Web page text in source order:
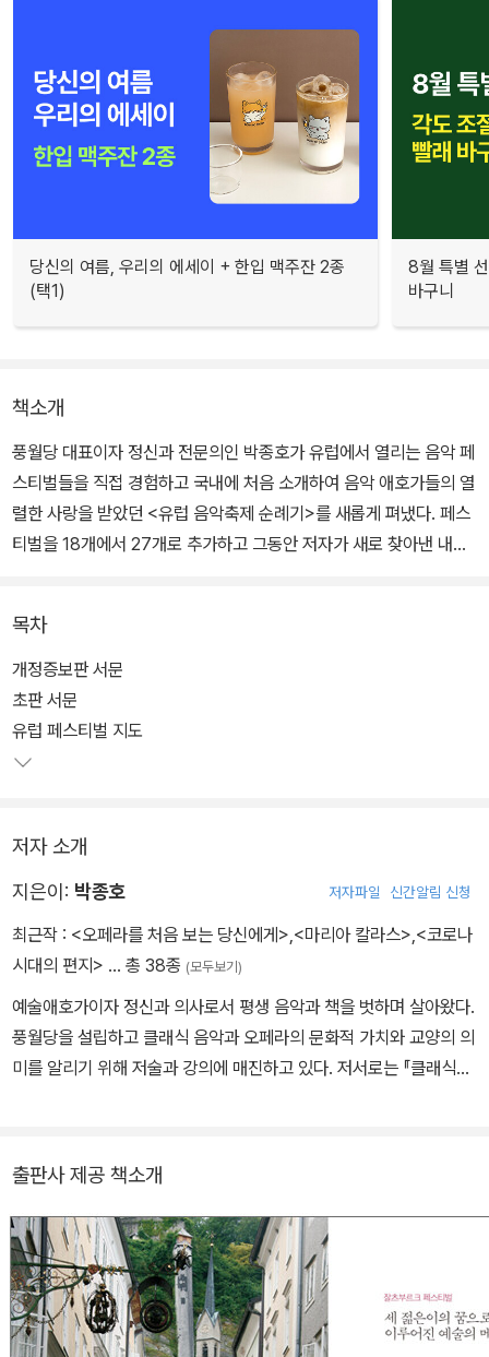
당신의 여름, 우리의 에세이 + 한입 맥주잔 2종
(택1)
8월 특별
바구니
책소개
풍월당 대표이자 정신과 전문의인 박종호가 유럽에서 열리는 음악 페
스티벌들을 직접 경험하고 국내에 처음 소개하여 음악 애호가들의 열
렬한 사랑을 받았던 <유럽 음악축제 순례기>를 새롭게 펴냈다. 페스
티벌을 18개에서 27개로 추가하고 그동안 저자가 새로 찾아낸 내용
시즌을 끝내고 모처럼 휴가를 떠난 음악가들이 휴양지에서 저녁마다
여는 음악제, 이것이 이 책에서 소개하는 음악 페스티벌이다. 이 책은
천편일률적인 여행서나 여행 프로그램에서 벗어나서 진정한 유럽 문
화를 제대로 즐길 수 있는 방법이 바로 음악 페스티벌에 참가하는 것
그리고 오스트리아, 스위스, 독일, 체코, 프랑스, 이탈리아 6개국에서
열리는 음악 페스티벌 27곳을 차례로 소개해 준다. 티켓 구하는 법부
다. 이 책을 통해 음악 페스티벌의 현장과 유럽 곳곳을 여행하다 보면,
어느새 유럽 문화의 진수를 체험하고 있는 자신을 느낄 수 있을 것이
다.
목차
개정증보판 서문
초판 서문
유럽 페스티벌 지도
저자 소개
지은이: 박종호 저자파일 신간알림 신청
최근작 : <오페라를 처음 보는 당신에게>,<마리아 칼라스>,<코로나
시대의 편지> … 총 38종 (모두보기)
예술애호가이자 정신과 의사로서 평생 음악과 책을 벗하며 살아왔다.
풍월당을 설립하고 클래식 음악과 오페라의 문화적 가치와 교양의 의
미를 알리기 위해 저술과 강의에 매진하고 있다. 저서로는 『클래식을
오페라를 묻다』, 『오페라 에센스 55』, 『탱고 인 부에노스 아이레스』,
『유럽 음악축제 순례기』, 『빈에서는 인생이 아름다워진다』 , 『박종호
의 황홀한 여행』, 풍월당 문화예술여행 시리즈 『잘츠부르크』, 『리스
본』, 『뮌헨』, 『빈』, 『베를린』 등이 있다.
출판사 제공 책소개